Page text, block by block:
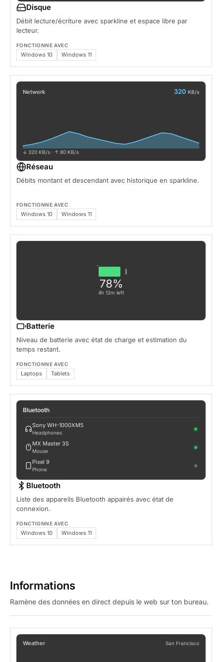
Disque
Débit lecture/écriture avec sparkline et espace libre par
lecteur.
FONCTIONNE AVEC
Windows 10 Windows 11
Network 320 KB/s
↓ 320 KB/s · ↑ 80 KB/s
Réseau
Débits montant et descendant avec historique en sparkline.
FONCTIONNE AVEC
Windows 10 Windows 11
78%
4h 12m left
Batterie
Niveau de batterie avec état de charge et estimation du
temps restant.
FONCTIONNE AVEC
Laptops Tablets
Bluetooth
Sony WH-1000XM5
Headphones
MX Master 3S
Mouse
Pixel 9
Phone
Bluetooth
Liste des appareils Bluetooth appairés avec état de
connexion.
FONCTIONNE AVEC
Windows 10 Windows 11
Informations
Ramène des données en direct depuis le web sur ton bureau.
Weather San Francisco